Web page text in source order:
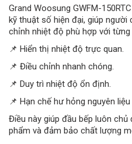
Grand Woosung GWFM-
kỹ thuật số hiện đại, giúp người
chỉnh nhiệt độ phù hợp với
📌 Hiển thị nhiệt độ trực quan.
📌 Điều chỉnh nhanh chóng.
📌 Duy trì nhiệt độ ổn định.
📌 Hạn chế hư hỏng nguyên
Điều này giúp đầu bếp luôn
phẩm và đảm bảo chất lượng